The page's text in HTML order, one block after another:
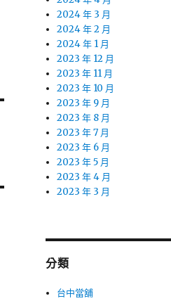
2024 年 3 月
2024 年 2 月
2024 年 1 月
2023 年 12 月
2023 年 11 月
2023 年 10 月
2023 年 9 月
2023 年 8 月
2023 年 7 月
2023 年 6 月
2023 年 5 月
2023 年 4 月
2023 年 3 月
分類
台中當舖